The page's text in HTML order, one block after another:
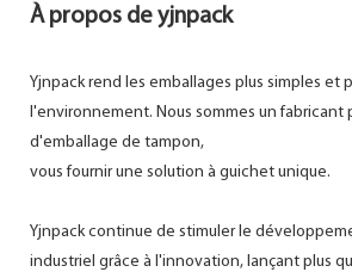
À propos de yjnpack
Yjnpack rend les emballages plus simples et
l'environnement. Nous sommes un fabricant
d'emballage de tampon,
vous fournir une solution à guichet unique.
Yjnpack continue de stimuler le
industriel grâce à l'innovation, lançant plus